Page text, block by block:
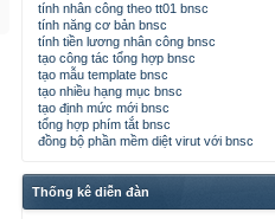
tính nhân công theo tt01 bnsc
tính năng cơ bản bnsc
tính tiền lương nhân công bnsc
tạo công tác tổng hợp bnsc
tạo mẫu template bnsc
tạo nhiều hạng mục bnsc
tạo định mức mới bnsc
tổng hợp phím tắt bnsc
đồng bộ phần mềm diệt virut với bnsc
Thống kê diễn đàn